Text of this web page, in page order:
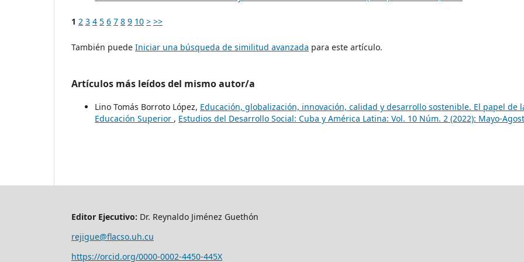
1 2 3 4 5 6 7 8 9 10 > >>
También puede Iniciar una búsqueda de similitud avanzada para este artículo.
Artículos más leídos del mismo autor/a
Lino Tomás Borroto López, Educación, globalización, innovación, calidad y desarrollo sostenible. El papel de
Educación Superior , Estudios del Desarrollo Social: Cuba y América Latina: Vol. 10 Núm. 2 (2022): Mayo-
Editor Ejecutivo: Dr. Reynaldo Jiménez Guethón
rejigue@flacso.uh.cu
https://orcid.org/0000-0002-4450-445X